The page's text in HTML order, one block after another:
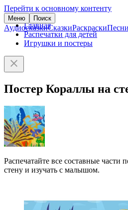
Перейти к основному контенту
Меню Поиск
АудиосказкиСказкиРаскраскиПесни
Главная
Распечатки для детей
Игрушки и постеры
Постер Кораллы на
Распечатайте все составные
стену и изучать с малышом.